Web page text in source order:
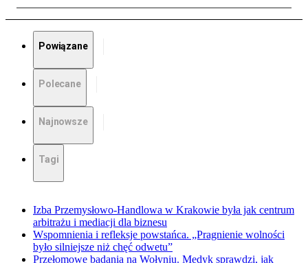
Powiązane
Polecane
Najnowsze
Tagi
Izba Przemysłowo-Handlowa w Krakowie była jak centrum
arbitrażu i mediacji dla biznesu
Wspomnienia i refleksje powstańca. „Pragnienie wolności
było silniejsze niż chęć odwetu”
Przełomowe badania na Wołyniu. Medyk sprawdzi, jak